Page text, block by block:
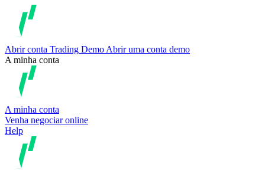
Abrir conta Trading Demo Abrir uma conta demo
A minha conta
A minha conta
Venha negociar online
Help